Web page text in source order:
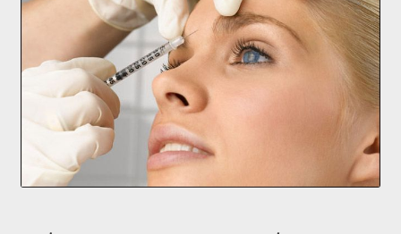
Επιβεβαίωση εγγραφής στο Newsletter του Dealistas.gr
Επικοινωνία
Κατάστημα